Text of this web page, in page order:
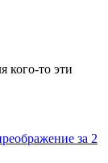
кого-то эти